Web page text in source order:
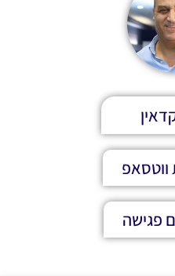
פגישה